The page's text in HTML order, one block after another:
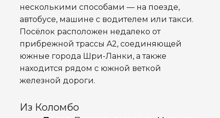
несколькими способами — на поезде,
автобусе, машине с водителем или такси.
Посёлок расположен недалеко от
прибрежной трассы A2, соединяющей
южные города Шри-Ланки, а также
находится рядом с южной веткой
железной дороги.
Из Коломбо